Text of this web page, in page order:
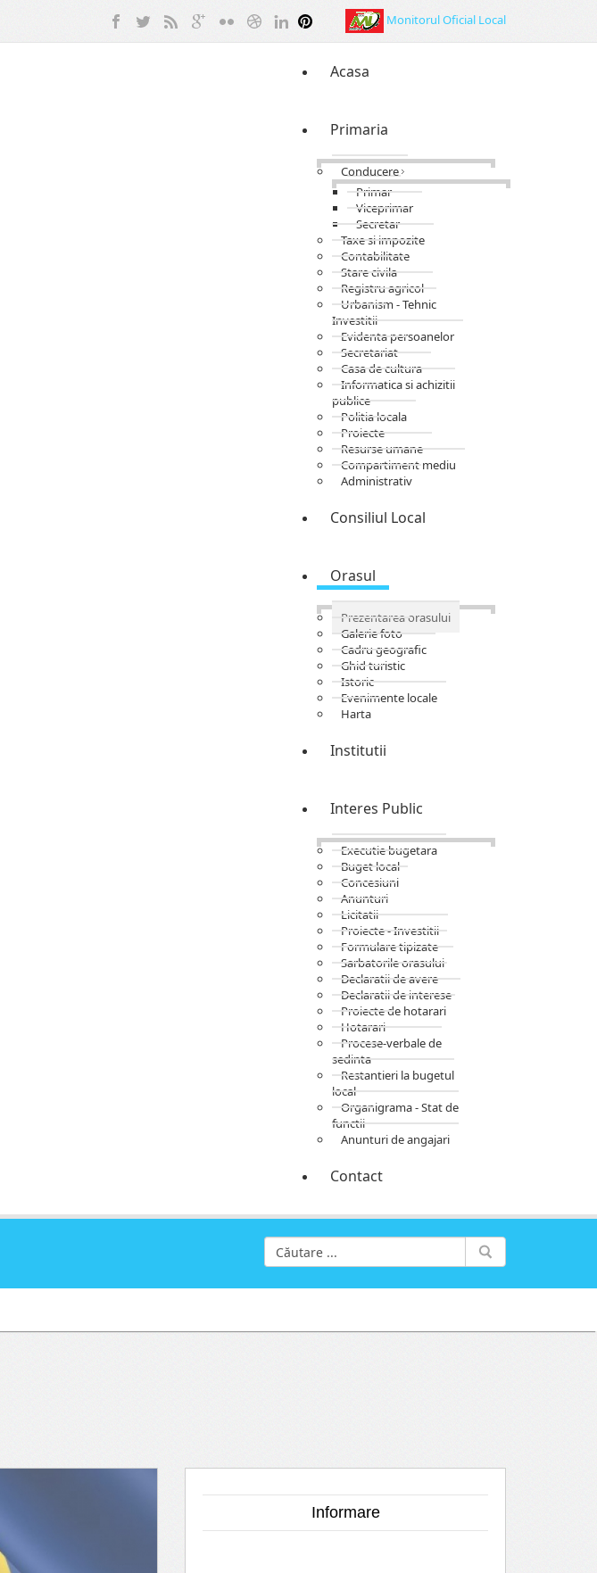
Monitorul Oficial Local
Acasa
Primaria
Conducere
Primar
Viceprimar
Secretar
Taxe si impozite
Contabilitate
Stare civila
Registru agricol
Urbanism - Tehnic
Investitii
Evidenta persoanelor
Secretariat
Casa de cultura
Informatica si achizitii
publice
Politia locala
Proiecte
Resurse umane
Compartiment mediu
Administrativ
Consiliul Local
Orasul
Prezentarea orasului
Galerie foto
Cadru geografic
Ghid turistic
Istoric
Evenimente locale
Harta
Institutii
Interes Public
Executie bugetara
Buget local
Concesiuni
Anunturi
Licitatii
Proiecte - Investitii
Formulare tipizate
Sarbatorile orasului
Declaratii de avere
Declaratii de interese
Proiecte de hotarari
Hotarari
Procese-verbale de
sedinta
Restantieri la bugetul
local
Organigrama - Stat de
functii
Anunturi de angajari
Contact
Informare